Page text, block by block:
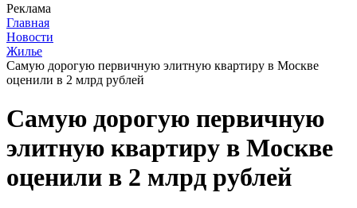
Реклама
Главная
Новости
Жилье
Самую дорогую первичную элитную квартиру в Москве
оценили в 2 млрд рублей
Самую дорогую первичную
элитную квартиру в Москве
оценили в 2 млрд рублей